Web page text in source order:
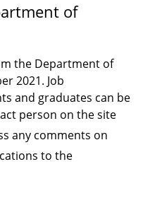
of
the Department of
2021. Job
and graduates can be
person on the site
any comments on
to the